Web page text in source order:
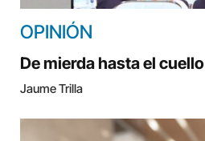
OPINIÓN
De mierda hasta el cuello
Jaume Trilla